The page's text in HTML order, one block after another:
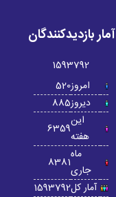
آمار بازدیدکنندگان
1593792
امروز520
دیروز885
این
هفته6359
ماه
جاری8381
آمار کل1593792